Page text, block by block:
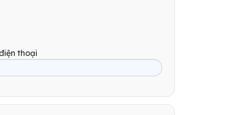
thoại